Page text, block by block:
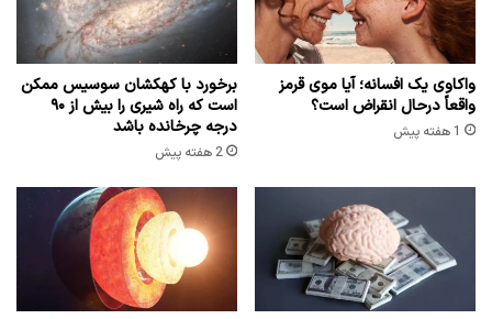
واکاوی یک افسانه؛ آیا موی قرمز
واقعاً درحال انقراض است؟
1 هفته پیش
برخورد با کهکشان سوسیس ممکن
است که راه شیری را بیش از ۹۰
درجه چرخانده باشد
2 هفته پیش